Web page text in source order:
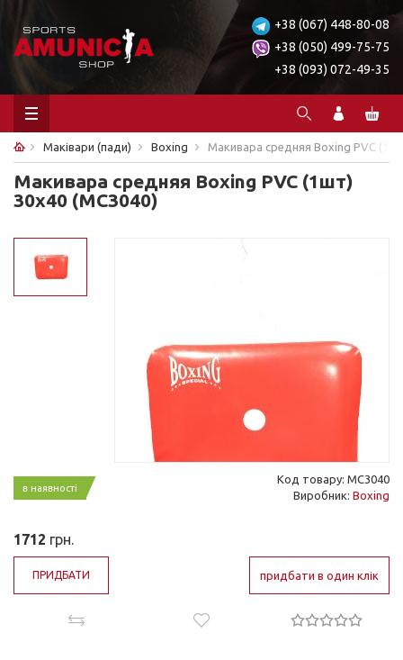
+38 (067) 448-80-08
+38 (050) 499-75-75
+38 (093) 072-49-35
Маківари (пади) Boxing Макивара средняя Boxing PVC
Макивара средняя Boxing PVC (1шт)
30х40 (MC3040)
в наявності
Код товару: MC3040
Виробник: Boxing
1712 грн.
ПРИДБАТИ придбати в один клік